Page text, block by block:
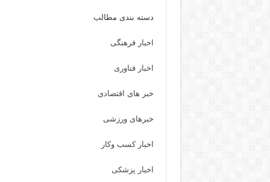
دسته بندی مطالب
اخبار فرهنگی
اخبار فناوری
خبر های اقتصادی
خبرهای ورزشی
اخبار کسب وکار
اخبار پزشکی